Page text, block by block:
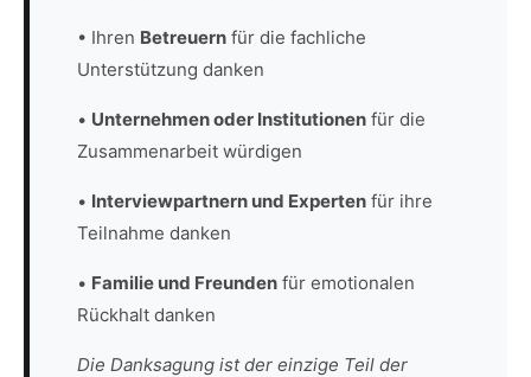
• Ihren Betreuern für die fachliche
Unterstützung danken
• Unternehmen oder Institutionen für die
Zusammenarbeit würdigen
• Interviewpartnern und Experten für ihre
Teilnahme danken
• Familie und Freunden für emotionalen
Rückhalt danken
Die Danksagung ist der einzige Teil der